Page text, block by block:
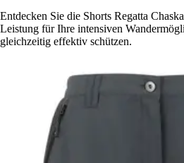
Entdecken Sie die Shorts Regatta
Leistung für Ihre intensiven
gleichzeitig effektiv schützen.